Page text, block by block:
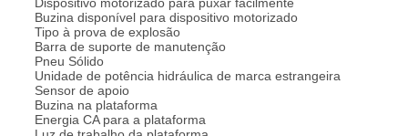
Dispositivo motorizado para puxar facilmente
Buzina disponível para dispositivo motorizado
Tipo à prova de explosão
Barra de suporte de manutenção
Pneu Sólido
Unidade de potência hidráulica de marca estrangeira
Sensor de apoio
Buzina na plataforma
Energia CA para a plataforma